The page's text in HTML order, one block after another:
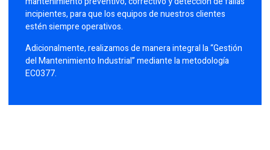
incipientes, para que los equipos de nuestros clientes
estén siempre operativos.
Adicionalmente, realizamos de manera integral la “Gestión
del Mantenimiento Industrial” mediante la metodología
EC0377.